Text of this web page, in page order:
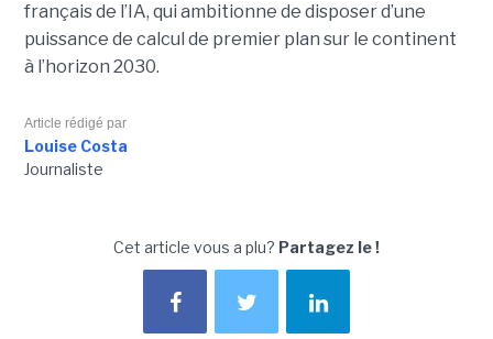
français de l’IA, qui ambitionne de disposer d’une
puissance de calcul de premier plan sur le continent
à l’horizon 2030.
Article rédigé par
Louise Costa
Journaliste
Cet article vous a plu? Partagez le !